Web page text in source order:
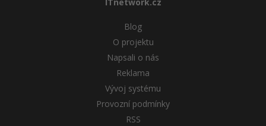
Blog
O projektu
Napsali o nás
Reklama
Vývoj systému
Provozní podmínky
RSS